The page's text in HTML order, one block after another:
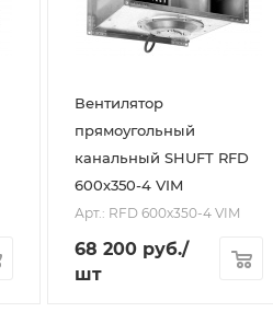
Вентилятор
прямоугольный
канальный SHUFT RFD
600х350-4 VIM
Арт.: RFD 600х350-4 VIM
68 200 руб./
шт